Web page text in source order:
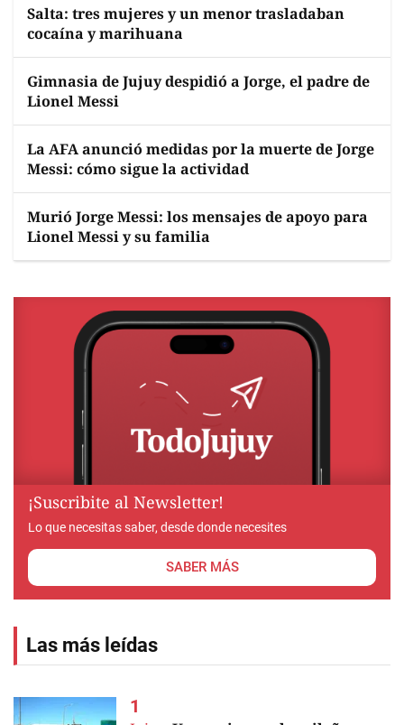
Salta: tres mujeres y un menor trasladaban
cocaína y marihuana
Gimnasia de Jujuy despidió a Jorge, el padre de
Lionel Messi
La AFA anunció medidas por la muerte de Jorge
Messi: cómo sigue la actividad
Murió Jorge Messi: los mensajes de apoyo para
Lionel Messi y su familia
¡Suscribite al Newsletter!
Lo que necesitas saber, desde donde necesites
SABER MÁS
Las más leídas